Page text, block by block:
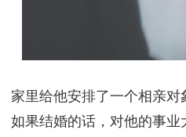
家里给他安排了一个相亲对
如果结婚的话，对他的事业